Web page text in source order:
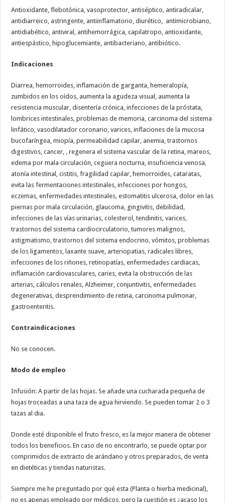
Antioxidante, flebotónica, vasoprotector, antiséptico, antiradicalar,
antidiarreico, astringente, antiinflamatorio, diurético, antimicrobiano,
antidiabético, antiviral, antihemorrágica, capilatropo, antioxidante,
antiespástico, hipoglucemiante, antibacteriano, antibiótico.
Indicaciones
Diarrea, hemorroides, inflamación de garganta, hemeralopía,
zumbidos en los oídos, aumenta la agudeza visual, aumenta la
resistencia muscular, disentería crónica, infecciones de la próstata,
lombrices intestinales, problemas de memoria, carcinoma del sistema
linfático, vasodilatador coronario, varices, inflaciones de la mucosa
bucofaríngea, miopía, permeabilidad capilar, anemia, trastornos
digestivos, cancer, , regenera el sistema vascular de la retina, mareos,
edema por mala circulación, ceguera nocturna, insuficiencia venosa,
atonía intestinal, cistitis, fragilidad capilar, hemorroides, cataratas,
evita las fermentaciones intestinales, infecciones por hongos,
eczemas, enfermedades intestinales, estomatitis ulcerosa, dolor en las
piernas por mala circulación, glaucoma, gingivitis, debilidad,
infecciones de las vías urinarias, colesterol, tendinitis, varices,
trastornos del sistema cardiocirculatorio, tumores malignos,
astigmatismo, trastornos del sistema endocrino, vómitos, problemas
de los ligamentos, laxante suave, arteriopatias, radicales libres,
infecciones de los riñones, retinopatías, enfermedades cardiacas,
inflamación cardiovasculares, caries, evita la obstrucción de las
arterias, cálculos renales, Alzheimer, conjuntivitis, enfermedades
degenerativas, desprendimiento de retina, carcinoma pulmonar,
gastroenteritis.
Contraindicaciones
No se conocen.
Modo de empleo
Infusión: A partir de las hojas. Se añade una cucharada pequeña de
hojas troceadas a una taza de agua hirviendo. Se pueden tomar 2 o 3
tazas al dia.
Donde esté disponible el fruto fresco, es la mejor manera de obtener
todos los beneficios. En caso de no encontrarlo, se puede optar por
comprimidos de extracto de arándano y otros preparados, de venta
en dietéticas y tiendas naturistas.
Siempre me he preguntado por qué esta (Planta o hierba medicinal),
no es apenas empleado por médicos, pero la cuestión es ¿acaso los